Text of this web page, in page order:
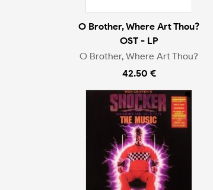
O Brother, Where Art Thou?
OST - LP
O Brother, Where Art Thou?
42.50 €